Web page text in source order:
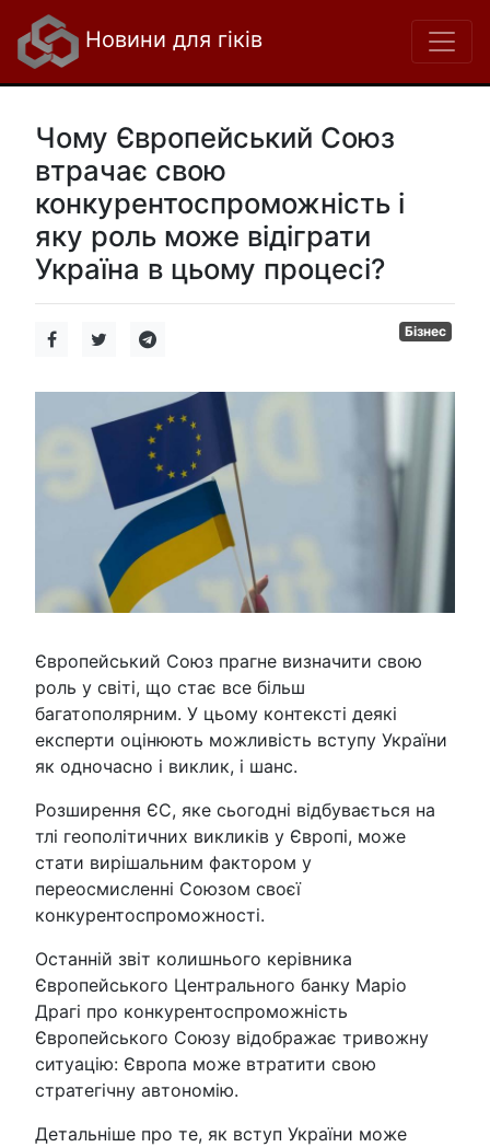
Новини для гіків
Чому Європейський Союз
втрачає свою
конкурентоспроможність і
яку роль може відіграти
Україна в цьому процесі?
Бізнес
Європейський Союз прагне визначити свою
роль у світі, що стає все більш
багатополярним. У цьому контексті деякі
експерти оцінюють можливість вступу України
як одночасно і виклик, і шанс.
Розширення ЄС, яке сьогодні відбувається на
тлі геополітичних викликів у Європі, може
стати вирішальним фактором у
переосмисленні Союзом своєї
конкурентоспроможності.
Останній звіт колишнього керівника
Європейського Центрального банку Маріо
Драгі про конкурентоспроможність
Європейського Союзу відображає тривожну
ситуацію: Європа може втратити свою
стратегічну автономію.
Детальніше про те, як вступ України може